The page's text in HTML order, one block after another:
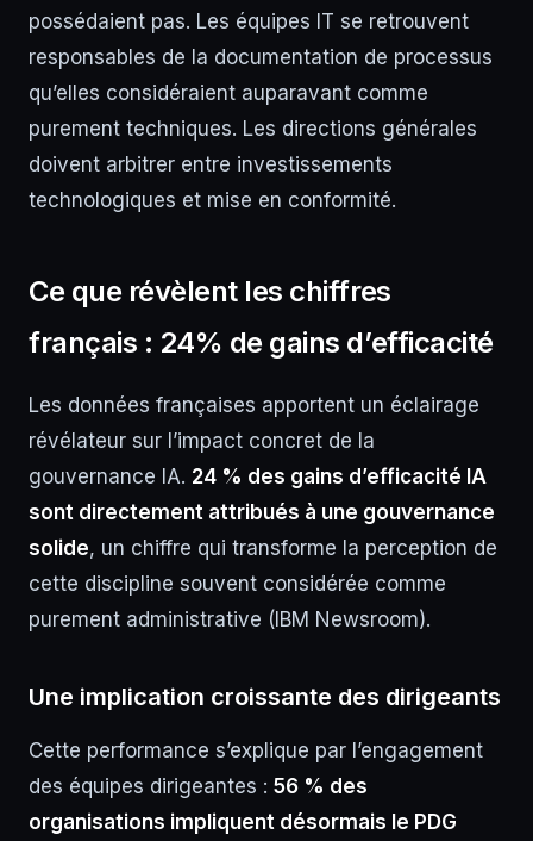
possédaient pas. Les équipes IT se retrouvent
responsables de la documentation de processus
qu’elles considéraient auparavant comme
purement techniques. Les directions générales
doivent arbitrer entre investissements
technologiques et mise en conformité.
Ce que révèlent les chiffres
français : 24% de gains d’efficacité
Les données françaises apportent un éclairage
révélateur sur l’impact concret de la
gouvernance IA. 24 % des gains d’efficacité IA
sont directement attribués à une gouvernance
solide, un chiffre qui transforme la perception de
cette discipline souvent considérée comme
purement administrative (IBM Newsroom).
Une implication croissante des dirigeants
Cette performance s’explique par l’engagement
des équipes dirigeantes : 56 % des
organisations impliquent désormais le PDG